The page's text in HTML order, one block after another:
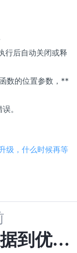
行后自动关闭或释
数的位置参数，**
。
级，什么时候再等
到优雅